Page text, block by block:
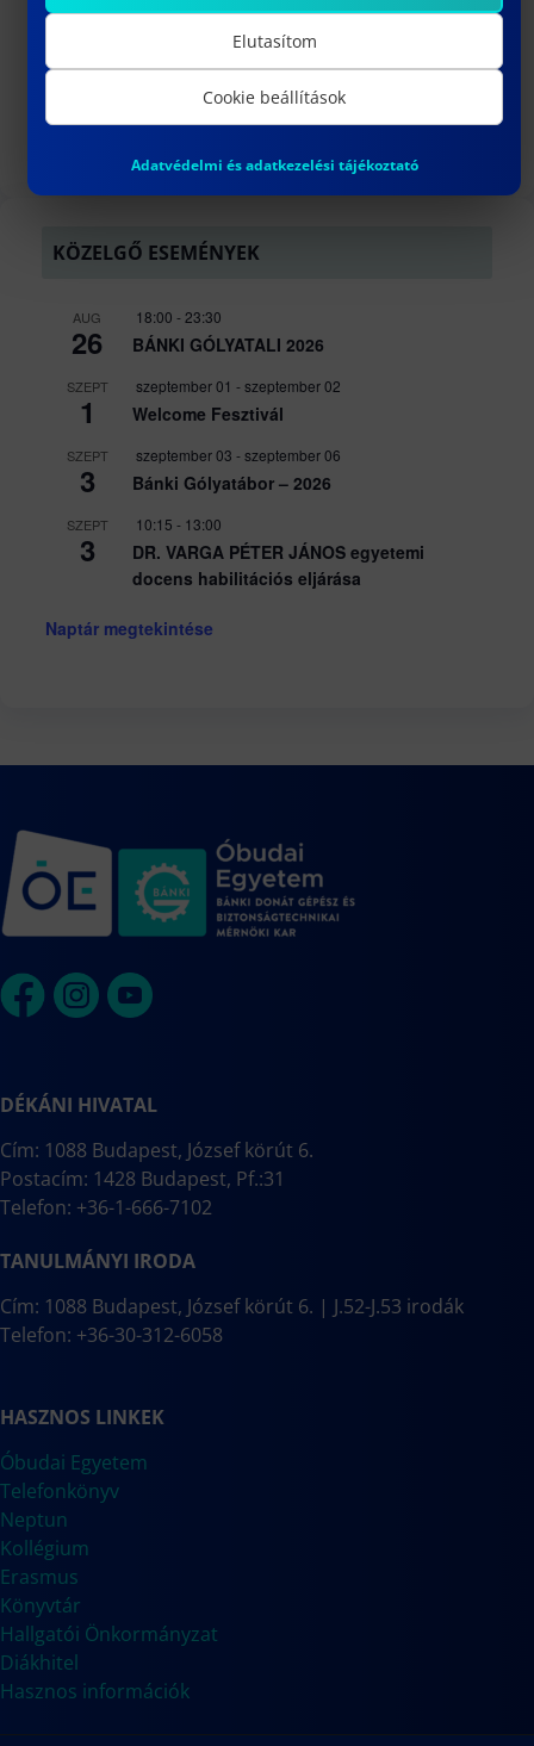
AZ ÓBUDAI EGYETEM A TECHTOGETHER+-ON – A
PNEUMOBIL VERSENYEK JÖVŐJE
KÖZELGŐ ESEMÉNYEK
AUG
26
18:00 - 23:30
BÁNKI GÓLYATALI 2026
SZEPT
1
szeptember 01 -szeptember 02
Welcome Fesztivál
SZEPT
3
szeptember 03 -szeptember 06
Bánki Gólyatábor – 2026
SZEPT
3
10:15 - 13:00
DR. VARGA PÉTER JÁNOS egyetemi
docens habilitációs eljárása
Naptár megtekintése
DÉKÁNI HIVATAL
Cím: 1088 Budapest, József körút 6.
Postacím: 1428 Budapest, Pf.:31
Telefon: +36-1-666-7102
TANULMÁNYI IRODA
Cím: 1088 Budapest, József körút 6. | J.52-J.53 irodák
Telefon: +36-30-312-6058
HASZNOS LINKEK
Óbudai Egyetem
Telefonkönyv
Neptun
Kollégium
Erasmus
Könyvtár
Hallgatói Önkormányzat
Diákhitel
Hasznos információk
Elutasítom
Cookie beállítások
Adatvédelmi és adatkezelési tájékoztató